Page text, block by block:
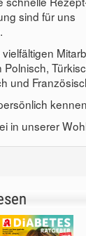
sind für uns
und
in unserer